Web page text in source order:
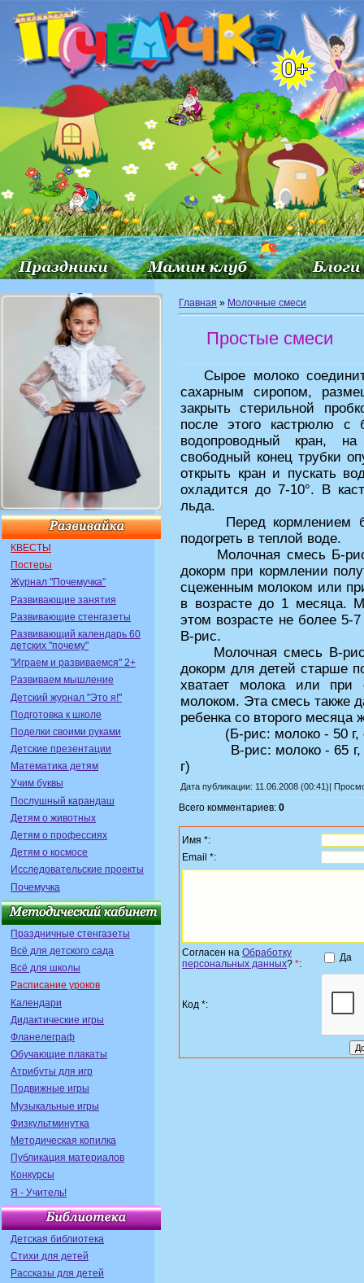
КВЕСТЫ
Постеры
Журнал "Почемучка"
Развивающие занятия
Развивающие стенгазеты
Развивающий календарь 60
детских "почему"
"Играем и развиваемся" 2+
Развиваем мышление
Детский журнал "Это я!"
Подготовка к школе
Поделки своими руками
Детские презентации
Математика детям
Учим буквы
Послушный карандаш
Детям о животных
Детям о профессиях
Детям о космосе
Исследовательские проекты
Почемучка
Праздничные стенгазеты
Всё для детского сада
Всё для школы
Расписание уроков
Календари
Дидактические игры
Фланелеграф
Обучающие плакаты
Атрибуты для игр
Подвижные игры
Музыкальные игры
Физкультминутка
Методическая копилка
Публикация материалов
Конкурсы
Я - Учитель!
Детская библиотека
Стихи для детей
Рассказы для детей
Главная » Молочные смеси
Простые смеси
Сырое молоко
сахарным сиропом,
закрыть стерильной
после этого кастрюлю с
водопроводный кран,
свободный конец трубки
открыть кран и пускать
охладится до 7-10°. В
льда.
Перед кормлением
подогреть в теплой воде.
Молочная смесь Б-рис
докорм при кормлении
сцеженным молоком или
в возрасте до 1 месяца.
этом возрасте не более 5-
В-рис.
Молочная смесь В-рис
докорм для детей старше
хватает молока или при
молоком. Эта смесь также
ребенка со второго месяца
(Б-рис: молоко - 50 г,
В-рис: молоко - 65 г,
г)
Дата публикации: 11.06.2008 (00:41)|
Всего комментариев: 0
Имя *:
Email *:
Согласен на Обработку
персональных данных? *:
Да
Код *: